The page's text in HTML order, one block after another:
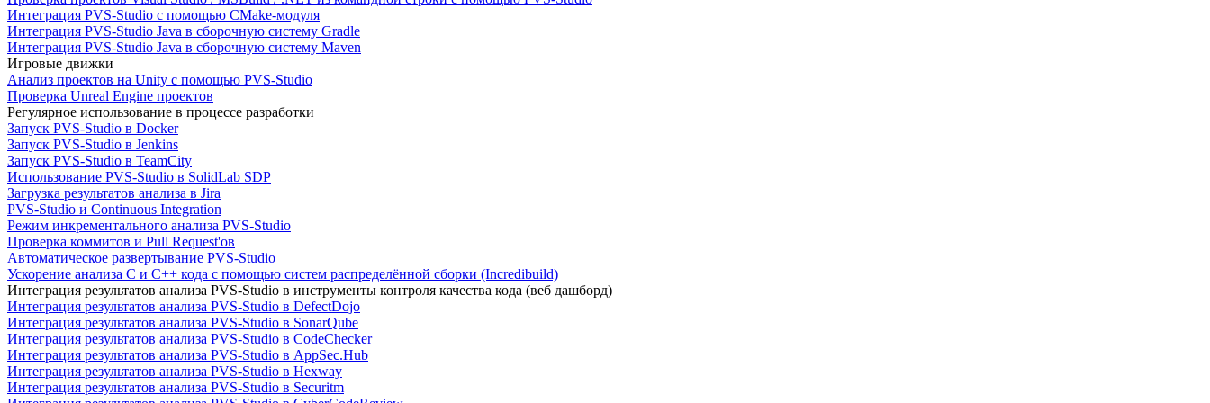
Интеграция PVS-Studio с помощью CMake-модуля
Интеграция PVS-Studio Java в сборочную систему Gradle
Интеграция PVS-Studio Java в сборочную систему Maven
Игровые движки
Анализ проектов на Unity с помощью PVS-Studio
Проверка Unreal Engine проектов
Регулярное использование в процессе разработки
Запуск PVS-Studio в Docker
Запуск PVS-Studio в Jenkins
Запуск PVS-Studio в TeamCity
Использование PVS-Studio в SolidLab SDP
Загрузка результатов анализа в Jira
PVS-Studio и Continuous Integration
Режим инкрементального анализа PVS-Studio
Проверка коммитов и Pull Request'ов
Автоматическое развертывание PVS-Studio
Ускорение анализа C и C++ кода с помощью систем распределённой сборки (Incredibuild)
Интеграция результатов анализа PVS-Studio в инструменты контроля качества кода (веб дашборд)
Интеграция результатов анализа PVS-Studio в DefectDojo
Интеграция результатов анализа PVS-Studio в SonarQube
Интеграция результатов анализа PVS-Studio в CodeChecker
Интеграция результатов анализа PVS-Studio в AppSec.Hub
Интеграция результатов анализа PVS-Studio в Hexway
Интеграция результатов анализа PVS-Studio в Securitm